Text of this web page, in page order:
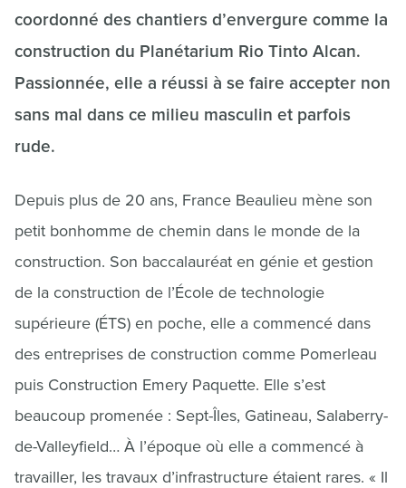
coordonné des chantiers d’envergure comme la
construction du Planétarium Rio Tinto Alcan.
Passionnée, elle a réussi à se faire accepter non
sans mal dans ce milieu masculin et parfois
rude.
Depuis plus de 20 ans, France Beaulieu mène son
petit bonhomme de chemin dans le monde de la
construction. Son baccalauréat en génie et gestion
de la construction de l’École de technologie
supérieure (ÉTS) en poche, elle a commencé dans
des entreprises de construction comme Pomerleau
puis Construction Emery Paquette. Elle s’est
beaucoup promenée : Sept-Îles, Gatineau, Salaberry-
de-Valleyfield… À l’époque où elle a commencé à
travailler, les travaux d’infrastructure étaient rares. « Il